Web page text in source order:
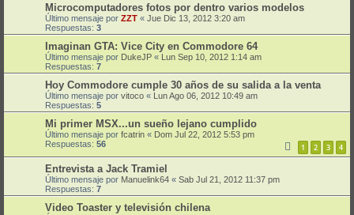
Microcomputadores fotos por dentro varios modelos
Último mensaje por ZZT « Jue Dic 13, 2012 3:20 am
Respuestas: 3
Imaginan GTA: Vice City en Commodore 64
Último mensaje por DukeJP « Lun Sep 10, 2012 1:14 am
Respuestas: 7
Hoy Commodore cumple 30 años de su salida a la venta
Último mensaje por vitoco « Lun Ago 06, 2012 10:49 am
Respuestas: 5
Mi primer MSX...un sueño lejano cumplido
Último mensaje por fcatrin « Dom Jul 22, 2012 5:53 pm
Respuestas: 56 1 2 3 4
Entrevista a Jack Tramiel
Último mensaje por Manuelink64 « Sab Jul 21, 2012 11:37 pm
Respuestas: 7
Video Toaster y televisión chilena